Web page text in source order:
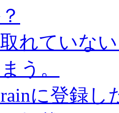
れていな
う。
に登録